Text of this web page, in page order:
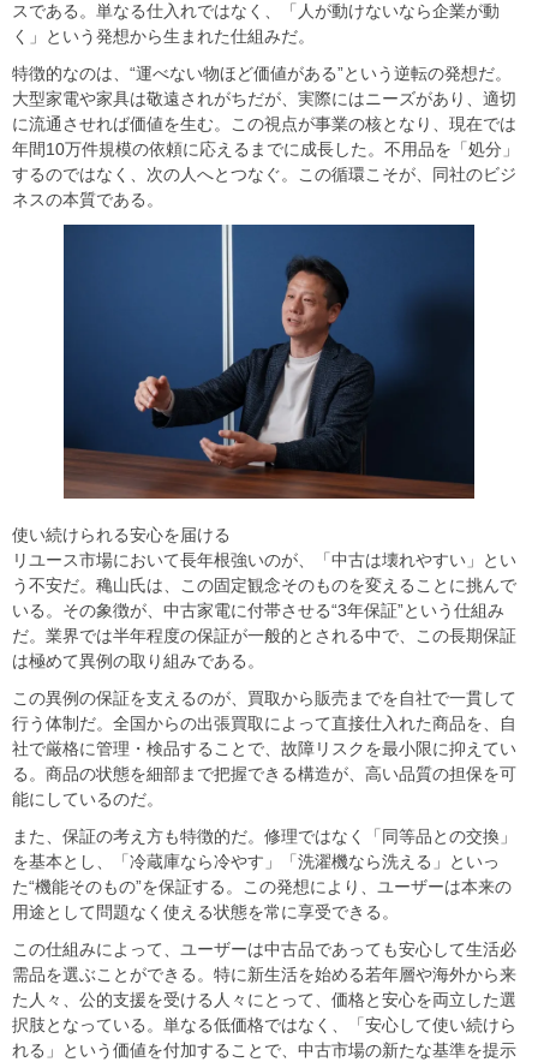
スである。単なる仕入れではなく、「人が動けないなら企業が動
く」という発想から生まれた仕組みだ。
特徴的なのは、“運べない物ほど価値がある”という逆転の発想だ。
大型家電や家具は敬遠されがちだが、実際にはニーズがあり、適切
に流通させれば価値を生む。この視点が事業の核となり、現在では
年間10万件規模の依頼に応えるまでに成長した。不用品を「処分」
するのではなく、次の人へとつなぐ。この循環こそが、同社のビジ
ネスの本質である。
使い続けられる安心を届ける
リユース市場において長年根強いのが、「中古は壊れやすい」とい
う不安だ。穐山氏は、この固定観念そのものを変えることに挑んで
いる。その象徴が、中古家電に付帯させる“3年保証”という仕組み
だ。業界では半年程度の保証が一般的とされる中で、この長期保証
は極めて異例の取り組みである。
この異例の保証を支えるのが、買取から販売までを自社で一貫して
行う体制だ。全国からの出張買取によって直接仕入れた商品を、自
社で厳格に管理・検品することで、故障リスクを最小限に抑えてい
る。商品の状態を細部まで把握できる構造が、高い品質の担保を可
能にしているのだ。
また、保証の考え方も特徴的だ。修理ではなく「同等品との交換」
を基本とし、「冷蔵庫なら冷やす」「洗濯機なら洗える」といっ
た“機能そのもの”を保証する。この発想により、ユーザーは本来の
用途として問題なく使える状態を常に享受できる。
この仕組みによって、ユーザーは中古品であっても安心して生活必
需品を選ぶことができる。特に新生活を始める若年層や海外から来
た人々、公的支援を受ける人々にとって、価格と安心を両立した選
択肢となっている。単なる低価格ではなく、「安心して使い続けら
れる」という価値を付加することで、中古市場の新たな基準を提示